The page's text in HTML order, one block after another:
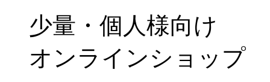
少量・個人様向け
オンラインショップ